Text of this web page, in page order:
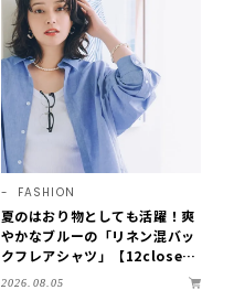
FASHION
夏のはおり物としても活躍！爽
やかなブルーの「リネン混バッ
クフレアシャツ」【12close
t】
2026.08.05